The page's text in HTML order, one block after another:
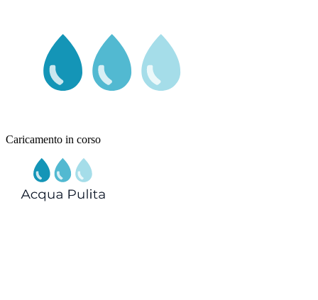
Caricamento in corso